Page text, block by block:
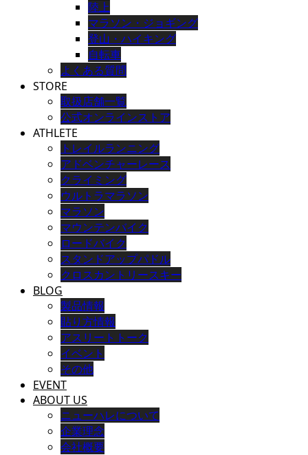
陸上
マラソン・ジョギング
登山・ハイキング
自転車
よくある質問
STORE
取扱店舗一覧
公式オンラインストア
ATHLETE
トレイルランニング
アドベンチャーレース
クライミング
ウルトラマラソン
マラソン
マウンテンバイク
ロードバイク
スタンドアップパドル
クロスカントリースキー
BLOG
製品情報
貼り方情報
アスリートトーク
イベント
その他
EVENT
ABOUT US
ニューハレについて
企業理念
会社概要